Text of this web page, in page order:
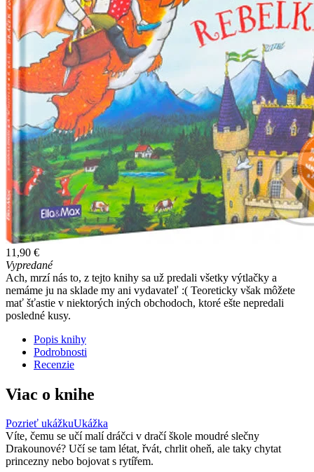
11,90 €
Vypredané
Ach, mrzí nás to, z tejto knihy sa už predali všetky výtlačky a
nemáme ju na sklade my ani vydavateľ :( Teoreticky však môžete
mať šťastie v niektorých iných obchodoch, ktoré ešte nepredali
posledné kusy.
Popis knihy
Podrobnosti
Recenzie
Viac o knihe
Pozrieť ukážkuUkážka
Víte, čemu se učí malí dráčci v dračí škole moudré slečny
Drakounové? Učí se tam létat, řvát, chrlit oheň, ale taky chytat
princezny nebo bojovat s rytířem.